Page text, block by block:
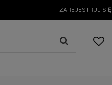
ZAREJESTRUJ SIĘ